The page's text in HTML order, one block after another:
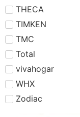
THECA
TIMKEN
TMC
Total
vivahogar
WHX
Zodiac